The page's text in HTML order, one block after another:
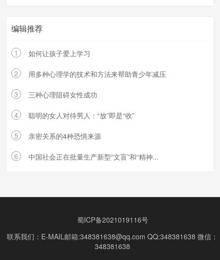
编辑推荐
1 如何让孩子爱上学习
2 用多种心理学的技术和方法来帮助青少年减压
3 三种心理阻碍女性成功
4 聪明的女人对待男人：“放”即是“收”
5 亲密关系的4种恐惧来源
6 中国社会正在批量生产新型“文盲”和“精神...
蜀ICP备2021019116号
联系我们：E-MAIL邮箱:348381638@qq.com QQ:348381638 微信：
348381638